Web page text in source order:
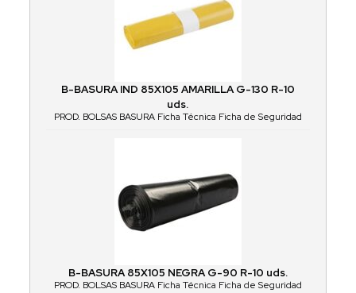
B-BASURA IND 85X105 AMARILLA G-130 R-10
uds.
PROD. BOLSAS BASURA Ficha Técnica Ficha de Seguridad
B-BASURA 85X105 NEGRA G-90 R-10 uds.
PROD. BOLSAS BASURA Ficha Técnica Ficha de Seguridad